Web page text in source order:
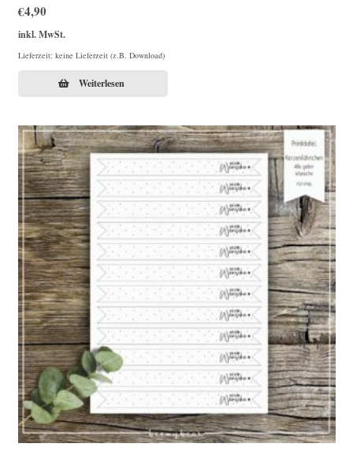
€4,90
inkl. MwSt.
Lieferzeit: keine Lieferzeit (z.B. Download)
Weiterlesen